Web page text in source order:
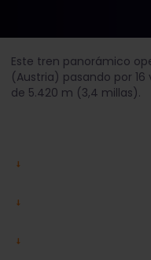
Este tren panorámico
(Austria) pasando por
de 5.420 m (3,4 millas).